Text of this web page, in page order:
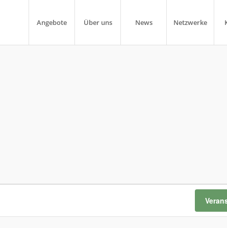
Angebote Über uns News Netzwerke